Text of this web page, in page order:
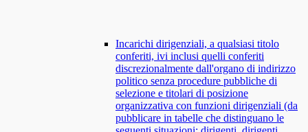
Incarichi dirigenziali, a qualsiasi titolo
conferiti, ivi inclusi quelli conferiti
discrezionalmente dall'organo di indirizzo
politico senza procedure pubbliche di
selezione e titolari di posizione
organizzativa con funzioni dirigenziali (da
pubblicare in tabelle che distinguano le